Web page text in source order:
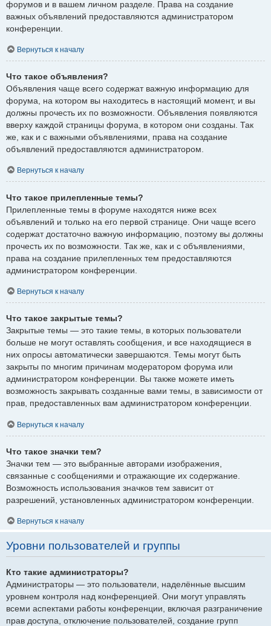
форумов и в вашем личном разделе. Права на создание
важных объявлений предоставляются администратором
конференции.
Вернуться к началу
Что такое объявления?
Объявления чаще всего содержат важную информацию для
форума, на котором вы находитесь в настоящий момент, и вы
должны прочесть их по возможности. Объявления появляются
вверху каждой страницы форума, в котором они созданы. Так
же, как и с важными объявлениями, права на создание
объявлений предоставляются администратором.
Вернуться к началу
Что такое прилепленные темы?
Прилепленные темы в форуме находятся ниже всех
объявлений и только на его первой странице. Они чаще всего
содержат достаточно важную информацию, поэтому вы должны
прочесть их по возможности. Так же, как и с объявлениями,
права на создание прилепленных тем предоставляются
администратором конференции.
Вернуться к началу
Что такое закрытые темы?
Закрытые темы — это такие темы, в которых пользователи
больше не могут оставлять сообщения, и все находящиеся в
них опросы автоматически завершаются. Темы могут быть
закрыты по многим причинам модератором форума или
администратором конференции. Вы также можете иметь
возможность закрывать созданные вами темы, в зависимости от
прав, предоставленных вам администратором конференции.
Вернуться к началу
Что такое значки тем?
Значки тем — это выбранные авторами изображения,
связанные с сообщениями и отражающие их содержание.
Возможность использования значков тем зависит от
разрешений, установленных администратором конференции.
Вернуться к началу
Уровни пользователей и группы
Кто такие администраторы?
Администраторы — это пользователи, наделённые высшим
уровнем контроля над конференцией. Они могут управлять
всеми аспектами работы конференции, включая разграничение
прав доступа, отключение пользователей, создание групп